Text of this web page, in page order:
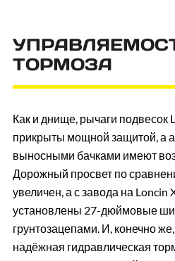
ТОРМОЗА
Как и днище, рычаги подвесок
прикрыты мощной защитой, а
выносными бачками имеют
Дорожный просвет по
увеличен, а с завода на Loncin
установлены 27-дюймовые
грунтозацепами. И, конечно
надёжная гидравлическая